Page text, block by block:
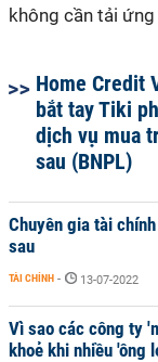
không cần tải
Home Credit
bắt tay Tiki
dịch vụ mua
sau (BNPL)
Chuyên gia tài
sau
TÀI CHÍNH - 13-07-2022
Vì sao các công ty
khoẻ khi nhiều 'ông